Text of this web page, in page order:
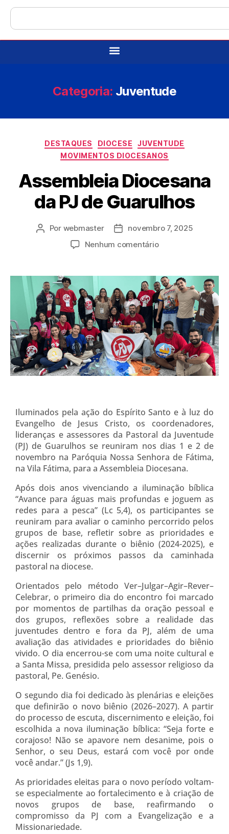
Categoria: Juventude
DESTAQUES DIOCESE
JUVENTUDE
MOVIMENTOS DIOCESANOS
Assembleia Diocesana
da PJ de Guarulhos
Por webmaster
novembro 7, 2025
Nenhum comentário
Iluminados pela ação do Espírito Santo e à luz do
Evangelho de Jesus Cristo, os coordenadores,
lideranças e assessores da Pastoral da Juventude
(PJ) de Guarulhos se reuniram nos dias 1 e 2 de
novembro na Paróquia Nossa Senhora de Fátima,
na Vila Fátima, para a Assembleia Diocesana.
Após dois anos vivenciando a iluminação bíblica
“Avance para águas mais profundas e joguem as
redes para a pesca” (Lc 5,4), os participantes se
reuniram para avaliar o caminho percorrido pelos
grupos de base, refletir sobre as prioridades e
ações realizadas durante o biênio (2024-2025), e
discernir os próximos passos da caminhada
pastoral na diocese.
Orientados pelo método Ver–Julgar–Agir–Rever–
Celebrar, o primeiro dia do encontro foi marcado
por momentos de partilhas da oração pessoal e
dos grupos, reflexões sobre a realidade das
juventudes dentro e fora da PJ, além de uma
avaliação das atividades e prioridades do biênio
vivido. O dia encerrou-se com uma noite cultural e
a Santa Missa, presidida pelo assessor religioso da
pastoral, Pe. Genésio.
O segundo dia foi dedicado às plenárias e eleições
que definirão o novo biênio (2026–2027). A partir
do processo de escuta, discernimento e eleição, foi
escolhida a nova iluminação bíblica: “Seja forte e
corajoso! Não se apavore nem desanime, pois o
Senhor, o seu Deus, estará com você por onde
você andar.” (Js 1,9).
As prioridades eleitas para o novo período voltam-
se especialmente ao fortalecimento e à criação de
novos grupos de base, reafirmando o
compromisso da PJ com a Evangelização e a
Missionariedade.